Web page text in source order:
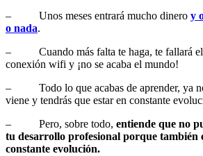
– Unos meses entrará mucho dinero y
o nada.
– Cuando más falta te haga, te fallará el
conexión wifi y ¡no se acaba el mundo!
– Todo lo que acabas de aprender, ya no
viene y tendrás que estar en constante
– Pero, sobre todo, entiende que no
tu desarrollo profesional porque también
constante evolución.